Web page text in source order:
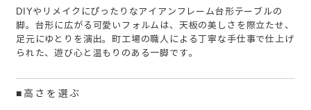
DIYやリメイクにぴったりなアイアンフレーム台形テーブルの
脚。台形に広がる可愛いフォルムは、天板の美しさを際立たせ、
足元にゆとりを演出。町工場の職人による丁寧な手仕事で仕上げ
られた、遊び心と温もりのある一脚です。
■高さを選ぶ